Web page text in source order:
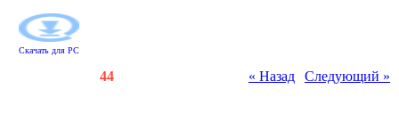
Скачать для PC
« Назад Следующий »
44